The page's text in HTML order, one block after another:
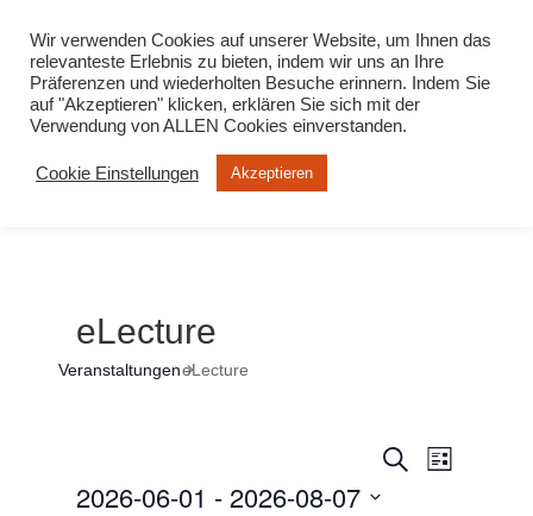
eLecture
VeranstaltungeneLecture
Suche
Suche
Liste
2026-06-01 - 2026-08-07
Wir verwenden Cookies auf unserer Website, um Ihnen das
relevanteste Erlebnis zu bieten, indem wir uns an Ihre
Präferenzen und wiederholten Besuche erinnern. Indem Sie
auf "Akzeptieren" klicken, erklären Sie sich mit der
Verwendung von ALLEN Cookies einverstanden.
Cookie Einstellungen Akzeptieren